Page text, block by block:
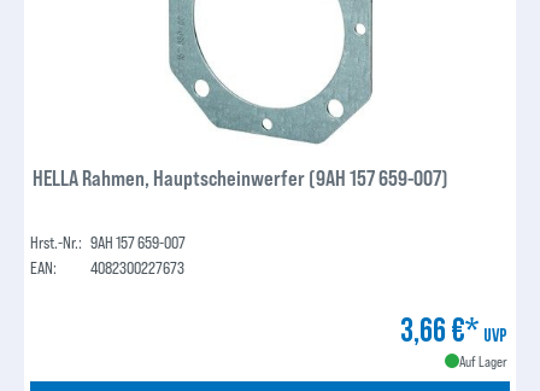
HELLA Rahmen, Hauptscheinwerfer (9AH 157 659-007)
Hrst.-Nr.: 9AH 157 659-007
EAN:
4082300227673
3,66 €* UVP
Auf Lager